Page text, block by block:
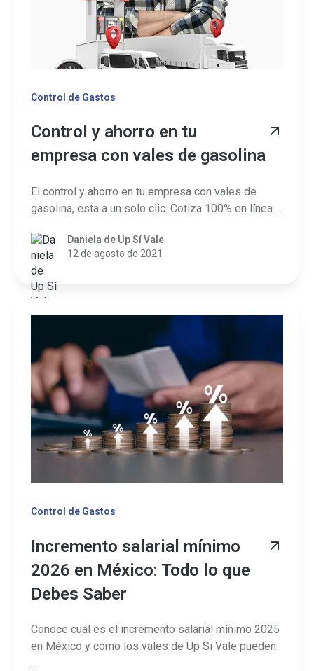
Control de Gastos
Control y ahorro en tu
empresa con vales de gasolina
El control y ahorro en tu empresa con vales de
gasolina, esta a un solo clic. Cotiza 100% en línea ...
Daniela de Up Sí Vale
12 de agosto de 2021
Control de Gastos
Incremento salarial mínimo
2026 en México: Todo lo que
Debes Saber
Conoce cual es el incremento salarial mínimo 2025
en México y cómo los vales de Up Si Vale pueden
...